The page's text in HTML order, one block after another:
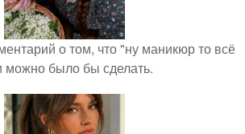
о том, что "ну маникюр то всё
можно было бы сделать.